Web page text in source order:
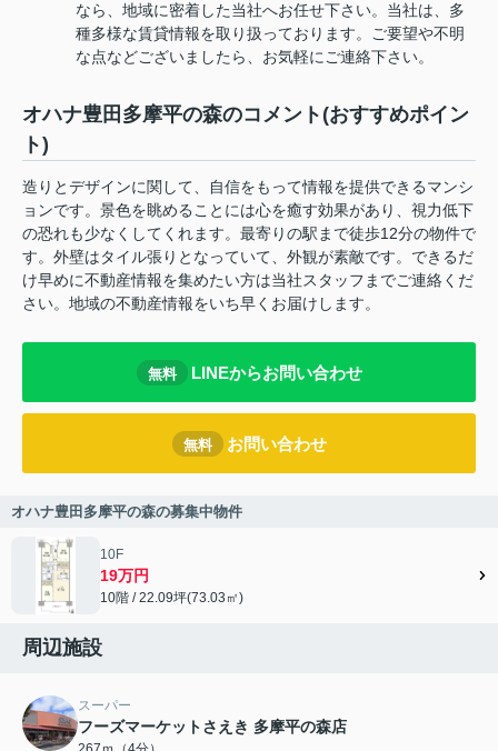
なら、地域に密着した当社へお任せ下さい。当社は、多
種多様な賃貸情報を取り扱っております。ご要望や不明
な点などございましたら、お気軽にご連絡下さい。
オハナ豊田多摩平の森のコメント(おすすめポイン
ト)
造りとデザインに関して、自信をもって情報を提供できるマンシ
ョンです。景色を眺めることには心を癒す効果があり、視力低下
の恐れも少なくしてくれます。最寄りの駅まで徒歩12分の物件で
す。外壁はタイル張りとなっていて、外観が素敵です。できるだ
け早めに不動産情報を集めたい方は当社スタッフまでご連絡くだ
さい。地域の不動産情報をいち早くお届けします。
無料 LINEからお問い合わせ
無料 お問い合わせ
オハナ豊田多摩平の森の募集中物件
10F
19万円
10階 / 22.09坪(73.03㎡)
周辺施設
スーパー
フーズマーケットさえき 多摩平の森店